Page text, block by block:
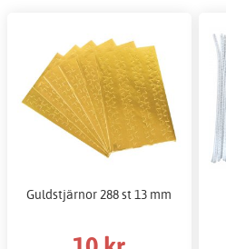
Guldstjärnor 288 st 13 mm